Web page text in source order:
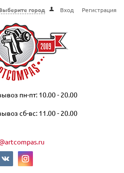
город Вход Регистрация
пн-пт: 10.00 - 20.00
сб-вс: 11.00 - 20.00